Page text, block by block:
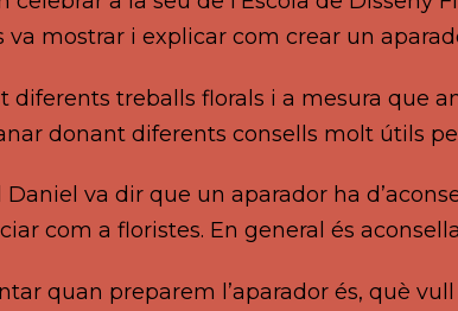
va mostrar i explicar com crear un
diferents treballs florals i a mesura que
donant diferents consells molt útils
va dir que un aparador ha
com a floristes. En general és
quan preparem l’aparador és, què